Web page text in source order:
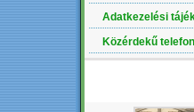
Adatkezelési
Közérdekű